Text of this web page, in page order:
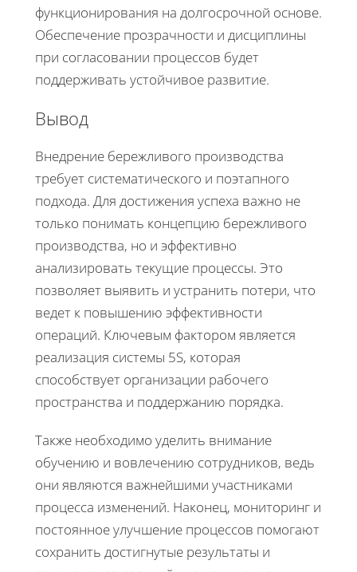
функционирования на долгосрочной основе.
Обеспечение прозрачности и дисциплины
при согласовании процессов будет
поддерживать устойчивое развитие.
Вывод
Внедрение бережливого производства
требует систематического и поэтапного
подхода. Для достижения успеха важно не
только понимать концепцию бережливого
производства, но и эффективно
анализировать текущие процессы. Это
позволяет выявить и устранить потери, что
ведет к повышению эффективности
операций. Ключевым фактором является
реализация системы 5S, которая
способствует организации рабочего
пространства и поддержанию порядка.
Также необходимо уделить внимание
обучению и вовлечению сотрудников, ведь
они являются важнейшими участниками
процесса изменений. Наконец, мониторинг и
постоянное улучшение процессов помогают
сохранить достигнутые результаты и